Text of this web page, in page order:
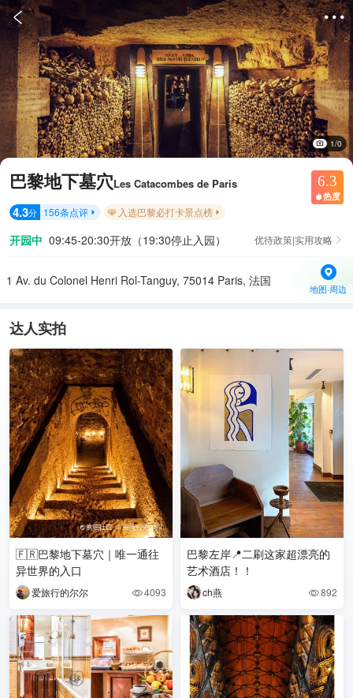
 
1/0
巴黎地下墓穴Les Catacombes de Paris 6.3
 热度
4.3分 156条点评  入选巴黎必打卡景点榜 
开园中 09:45-20:30开放（19:30停止入园） 优待政策|实用攻略 
1 Av. du Colonel Henri Rol-Tanguy, 75014 Paris, 法国
地图·周边
达人实拍
🇫🇷巴黎地下墓穴｜唯一通往
异世界的入口
爱旅行的尔尔 4093
巴黎左岸📍二刷这家超漂亮的
艺术酒店！！
ch燕 892